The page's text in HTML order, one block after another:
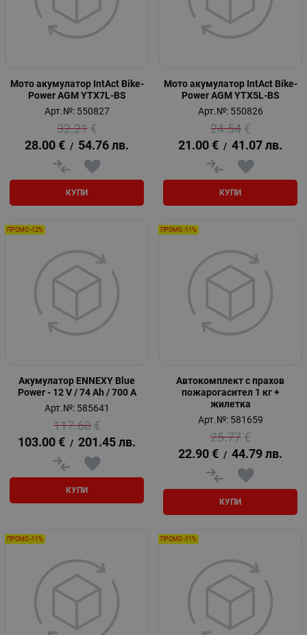
Мото акумулатор IntAct Bike-
Power AGM YTX7L-BS
Арт.№: 550827
32.21 €
28.00 € / 54.76 лв.
КУПИ
Мото акумулатор IntAct Bike-
Power AGM YTX5L-BS
Арт.№: 550826
24.54 €
21.00 € / 41.07 лв.
КУПИ
Акумулатор ENNEXY Blue
Power - 12 V / 74 Ah / 700 A
Арт.№: 585641
117.60 €
103.00 € / 201.45 лв.
КУПИ
ПРОМО -12%
Автокомплект с прахов
пожарогасител 1 кг +
жилетка
Арт.№: 581659
25.77 €
22.90 € / 44.79 лв.
КУПИ
ПРОМО -11%
ПРОМО -11% ПРОМО -11%